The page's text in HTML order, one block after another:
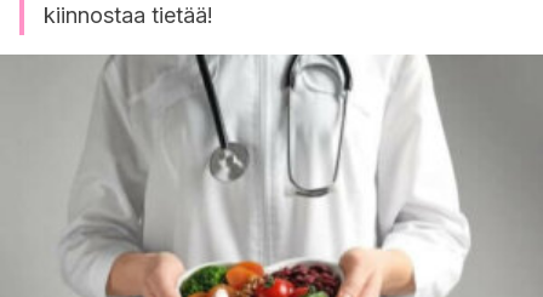
kiinnostaa tietää!